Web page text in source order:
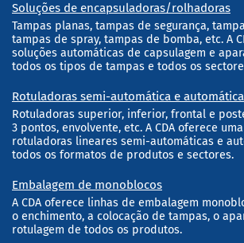
Soluções de encapsuladoras/rolhadoras
Tampas planas, tampas de segurança,
tampas de spray, tampas de bomba, etc. A
soluções automáticas de capsulagem e
todos os tipos de tampas e todos os
Rotuladoras semi-automática e automática
Rotuladoras superior, inferior, frontal e
3 pontos, envolvente, etc. A CDA oferece
rotuladoras lineares semi-automáticas e
todos os formatos de produtos e sectores.
Embalagem de monoblocos
A CDA oferece linhas de embalagem
o enchimento, a colocação de tampas, o
rotulagem de todos os produtos.